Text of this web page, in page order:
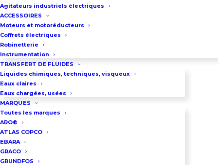
Agitateurs industriels électriques
ACCESSOIRES
Moteurs et motoréducteurs
Coffrets électriques
Robinetterie
Instrumentation
TRANSFERT DE FLUIDES
Liquides chimiques, techniques, visqueux
Eaux claires
Eaux chargées, usées
MARQUES
Toutes les marques
ARO®
ATLAS COPCO
EBARA
GRACO
GRUNDFOS
350 m
Alimentation : mono et triphasé 50
et 60 Hz
Puissance : de 0,37 kW jusqu’à 45
kW
Pression de service maximum : 40
bar
Température du liquide : de -30 °C
multicellulaire